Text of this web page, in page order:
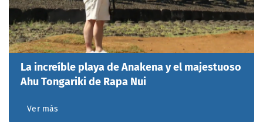
La increíble playa de Anakena y el majestuoso
Ahu Tongariki de Rapa Nui
Ver más